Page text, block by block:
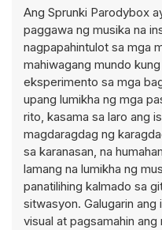
Ang Sprunki Parodybox
paggawa ng musika na
nagpapahintulot sa mga
mahiwagang mundo
eksperimento sa mga
upang lumikha ng mga
rito, kasama sa laro ang
magdaragdag ng
sa karanasan, na
lamang na lumikha ng
panatilihing kalmado sa
sitwasyon. Galugarin
visual at pagsamahin